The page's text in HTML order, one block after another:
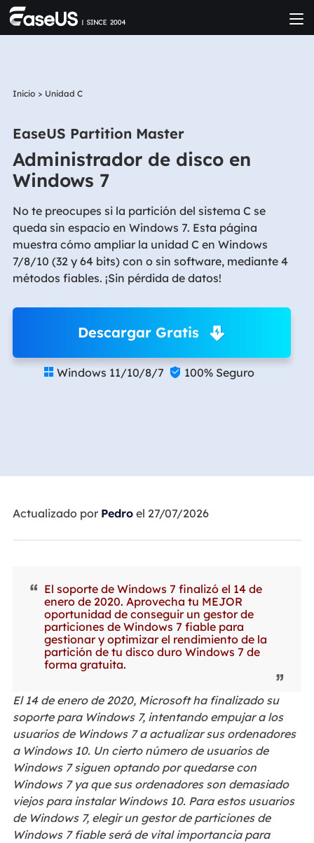
Inicio > Unidad C
EaseUS Partition Master
Administrador de disco en
Windows 7
No te preocupes si la partición del sistema C se
queda sin espacio en Windows 7. Esta página
muestra cómo ampliar la unidad C en Windows
7/8/10 (32 y 64 bits) con o sin software, mediante 4
métodos fiables. ¡Sin pérdida de datos!
Descargar Gratis
 Windows 11/10/8/7  100% Seguro
Actualizado por Pedroel 27/07/2026
El soporte de Windows 7 finalizó el 14 de
enero de 2020. Aprovecha tu MEJOR
oportunidad de conseguir un gestor de
particiones de Windows 7 fiable para
gestionar y optimizar el rendimiento de la
partición de tu disco duro Windows 7 de
forma gratuita.
El 14 de enero de 2020, Microsoft ha finalizado su
soporte para Windows 7, intentando empujar a los
usuarios de Windows 7 a actualizar sus ordenadores
a Windows 10. Un cierto número de usuarios de
Windows 7 siguen optando por quedarse con
Windows 7 ya que sus ordenadores son demasiado
viejos para instalar Windows 10. Para estos usuarios
de Windows 7, elegir un gestor de particiones de
Windows 7 fiable será de vital importancia para